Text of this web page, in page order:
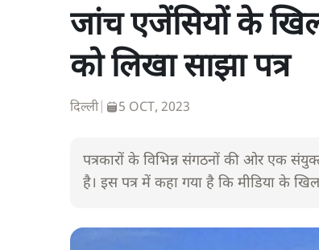
जांच एजेंसियों के
को लिखा साझा पत्र
दिल्ली| 5 OCT, 2023
पत्रकारों के विभिन्न संगठनों की ओर एक
है। इस पत्र में कहा गया है कि मीडिया के